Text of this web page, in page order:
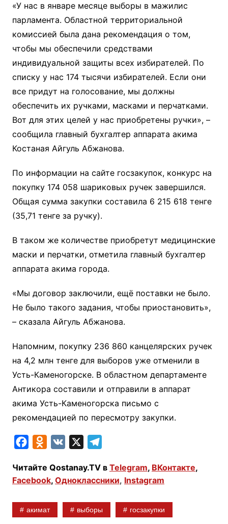
«У нас в январе месяце выборы в мажилис
парламента. Областной территориальной
комиссией была дана рекомендация о том,
чтобы мы обеспечили средствами
индивидуальной защиты всех избирателей. По
списку у нас 174 тысячи избирателей. Если они
все придут на голосование, мы должны
обеспечить их ручками, масками и перчатками.
Вот для этих целей у нас приобретены ручки», –
сообщила главный бухгалтер аппарата акима
Костаная Айгуль Абжанова.
По информации на сайте госзакупок, конкурс на
покупку 174 058 шариковых ручек завершился.
Общая сумма закупки составила 6 215 618 тенге
(35,71 тенге за ручку).
В таком же количестве приобретут медицинские
маски и перчатки, отметила главный бухгалтер
аппарата акима города.
«Мы договор заключили, ещё поставки не было.
Не было такого задания, чтобы приостановить»,
– сказала Айгуль Абжанова.
Напомним, покупку 236 860 канцелярских ручек
на 4,2 млн тенге для выборов уже отменили в
Усть-Каменогорске. В областном департаменте
Антикора составили и отправили в аппарат
акима Усть-Каменогорска письмо с
рекомендацией по пересмотру закупки.
c
e
o
n
o
l
l
e
r
Читайте Qostanay.TV в Telegram, ВКонтакте,
Facebook, Одноклассники, Instagram
акимат выборы госзакупки